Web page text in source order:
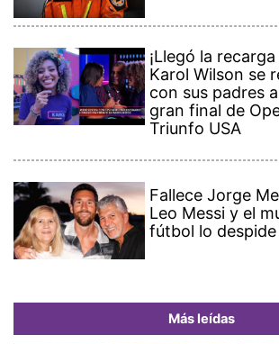
¡Llegó la
Karol Wilson se
con sus padres
gran final de
Triunfo USA
Fallece Jorge
Leo Messi y el
fútbol lo despide
Más leídas